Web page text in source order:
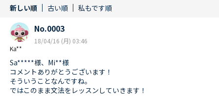
新しい順 古い順 私もです順
Ka**
No.0003
18/04/16 (月) 03:46
Sa*****様、Mi**様
コメントありがとうございます！
そういうことなんですね。
ではこのまま文法をレッスンしていきます！